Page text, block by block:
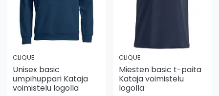
CLIQUE
Unisex basic
umpihuppari Kataja
voimistelu logolla
CLIQUE
Miesten basic t-paita
Kataja voimistelu
logolla